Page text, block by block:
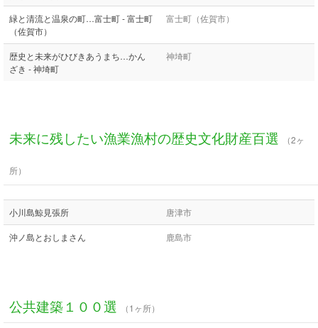
緑と清流と温泉の町…富士町 - 富士町
（佐賀市）
富士町（佐賀市）
歴史と未来がひびきあうまち…かん
ざき - 神埼町
神埼町
未来に残したい漁業漁村の歴史文化財産百選 （2ヶ
所）
小川島鯨見張所 唐津市
沖ノ島とおしまさん 鹿島市
公共建築１００選 （1ヶ所）